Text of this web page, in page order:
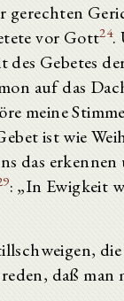
gerechten
vor Gott24.
des Gebetes
auf das
meine
ist wie
das
: „In Ewigkeit
daß